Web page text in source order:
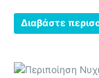
Διαβάστε